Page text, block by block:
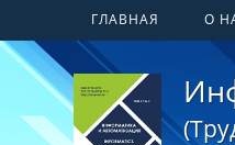
ГЛАВНАЯ О